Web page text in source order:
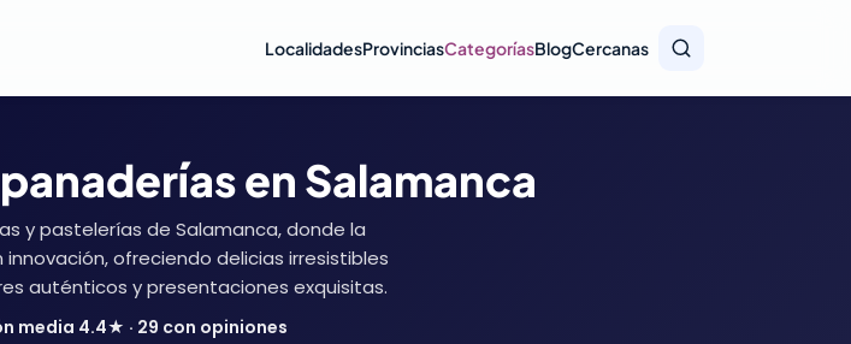
LocalidadesProvinciasCategoríasBlogCercanas
en Salamanca
y pastelerías de Salamanca, donde la
ofreciendo delicias irresistibles
auténticos y presentaciones exquisitas.
media 4.4★ · 29 con opiniones